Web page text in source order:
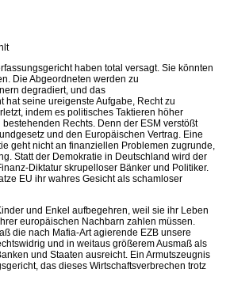
haben total versagt. Sie könnten
Die Abgeordneten werden zu
degradiert, und das
hat seine ureigenste Aufgabe, Recht zu
indem es politisches Taktieren höher
Rechts. Denn der ESM verstößt
und den Europäischen Vertrag. Eine
geht nicht an finanziellen Problemen zugrunde,
Statt der Demokratie in Deutschland wird der
Diktatur skrupelloser Bänker und Politiker.
EU ihr wahres Gesicht als schamloser
und Enkel aufbegehren, weil sie ihr Leben
europäischen Nachbarn zahlen müssen.
die nach Mafia-Art agierende EZB unsere
und in weitaus größerem Ausmaß als
und Staaten ausreicht. Ein Armutszeugnis
das dieses Wirtschaftsverbrechen trotz